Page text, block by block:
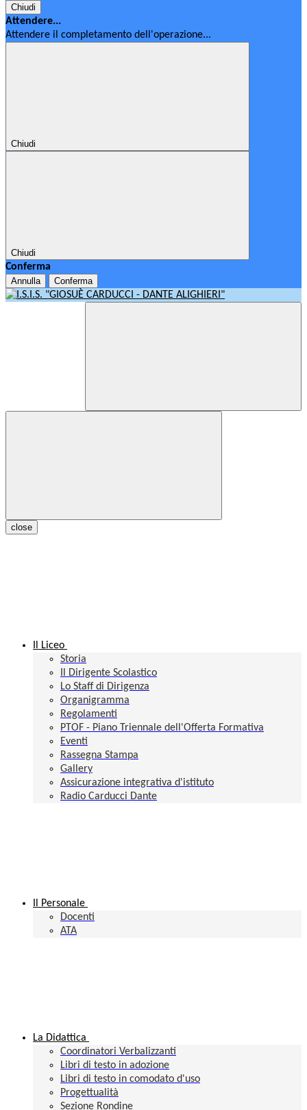
Chiudi
Attendere...
Attendere il completamento dell'operazione...
Chiudi
Chiudi
Conferma
Annulla Conferma
close
Il Liceo
Storia
Il Dirigente Scolastico
Lo Staff di Dirigenza
Organigramma
Regolamenti
PTOF - Piano Triennale dell'Offerta Formativa
Eventi
Rassegna Stampa
Gallery
Assicurazione integrativa d'istituto
Radio Carducci Dante
Il Personale
Docenti
ATA
La Didattica
Coordinatori Verbalizzanti
Libri di testo in adozione
Libri di testo in comodato d'uso
Progettualità
Sezione Rondine